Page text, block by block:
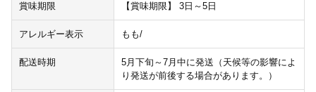
賞味期限 【賞味期限】 3日～5日
アレルギー表示 もも/
配送時期
5月下旬～7月中に発送（天候等の影響によ
り発送が前後する場合があります。）